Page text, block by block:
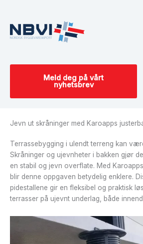
innholdet
Meld deg på vårt
nyhetsbrev
Jevn ut skråninger med Karoapps
Terrassebygging i ulendt terreng kan
Skråninger og ujevnheter i bakken gjør
en stabil og jevn overflate. Med
blir denne oppgaven betydelig enklere.
pidestallene gir en fleksibel og praktisk
terrasser på ujevnt underlag, både